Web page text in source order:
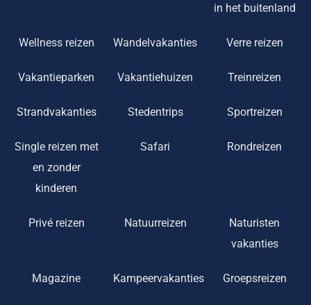
in het buitenland
Wellness reizen Wandelvakanties Verre reizen
Vakantieparken Vakantiehuizen Treinreizen
Strandvakanties Stedentrips Sportreizen
Single reizen met
en zonder
kinderen
Safari Rondreizen
Privé reizen Natuurreizen
Naturisten
vakanties
Magazine Kampeervakanties Groepsreizen